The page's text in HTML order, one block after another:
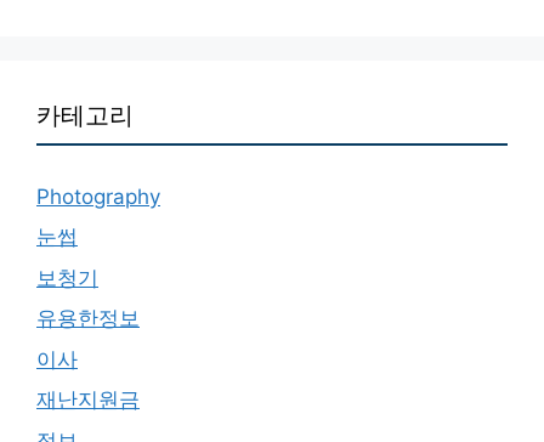
카테고리
Photography
눈썹
보청기
유용한정보
이사
재난지원금